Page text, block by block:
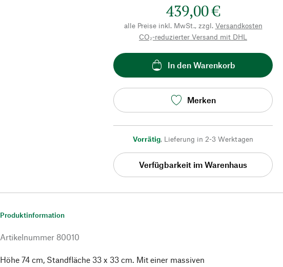
439,00 €
alle Preise inkl. MwSt., zzgl. Versandkosten
CO₂-reduzierter Versand mit DHL
In den Warenkorb
Merken
Vorrätig, Lieferung in 2-3 Werktagen
Verfügbarkeit im Warenhaus
Produktinformation
Artikelnummer 80010
Höhe 74 cm, Standfläche 33 x 33 cm. Mit einer massiven